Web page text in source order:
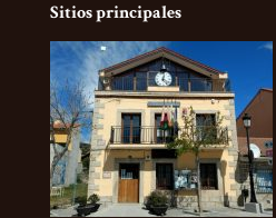
Sitios principales